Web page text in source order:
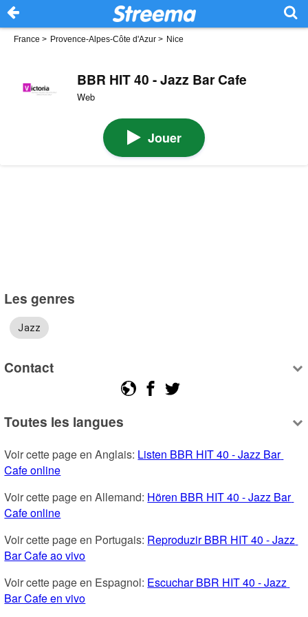
France > Provence-Alpes-Côte d'Azur > Nice
BBR HIT 40 - Jazz Bar Cafe
Web
Jouer
Les genres
Jazz
Contact
Toutes les langues
Voir cette page en Anglais: Listen BBR HIT 40 - Jazz Bar
Cafe online
Voir cette page en Allemand: Hören BBR HIT 40 - Jazz Bar
Cafe online
Voir cette page en Portugais: Reproduzir BBR HIT 40 - Jazz
Bar Cafe ao vivo
Voir cette page en Espagnol: Escuchar BBR HIT 40 - Jazz
Bar Cafe en vivo